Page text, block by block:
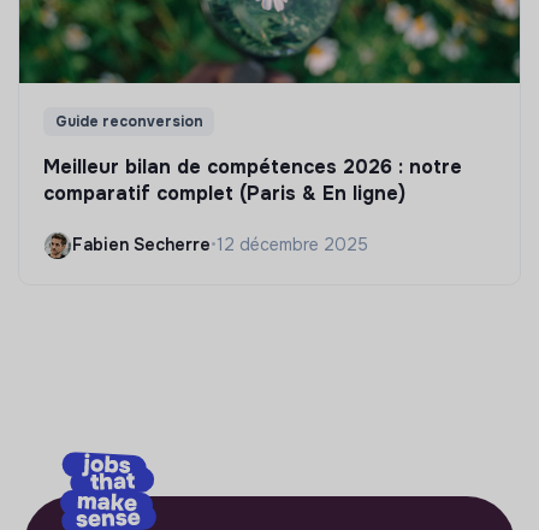
Guide reconversion
Meilleur bilan de compétences 2026 : notre
comparatif complet (Paris & En ligne)
Fabien Secherre•12 décembre 2025